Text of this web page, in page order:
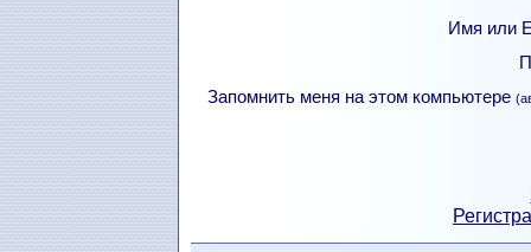
Имя или
Запомнить меня на этом компьютере